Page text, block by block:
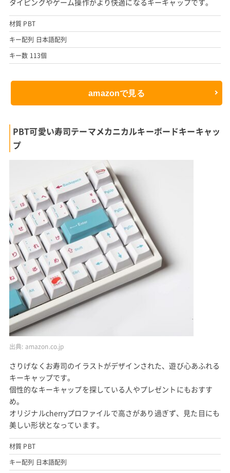
タイピングやゲーム操作がより快適になるキーキャップです。
材質 PBT
キー配列 日本語配列
キー数 113個
amazonで見る
PBT可愛い寿司テーマメカニカルキーボードキーキャッ
プ
出典: amazon.co.jp
さりげなくお寿司のイラストがデザインされた、遊び心あふれる
キーキャップです。
個性的なキーキャップを探している人やプレゼントにもおすす
め。
オリジナルcherryプロファイルで高さがあり過ぎず、見た目にも
美しい形状となっています。
材質 PBT
キー配列 日本語配列